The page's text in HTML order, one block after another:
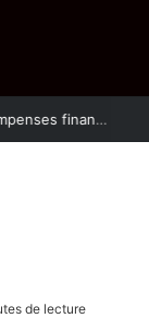
Lutte contre les drogues : octroi de récompenses financières aux dénonciateurs de trafiquants
de lecture